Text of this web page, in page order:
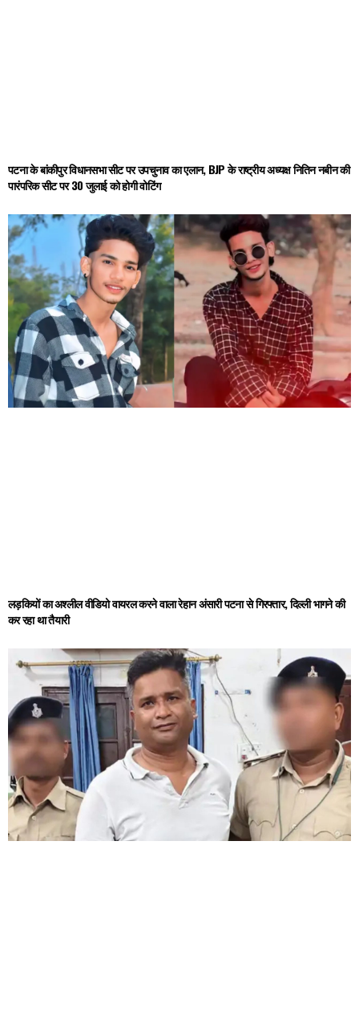
पटना के बांकीपुर विधानसभा सीट पर उपचुनाव का एलान, BJP के राष्ट्रीय अध्यक्ष नितिन नबीन की
पारंपरिक सीट पर 30 जुलाई को होगी वोटिंग
लड़कियों का अश्लील वीडियो वायरल करने वाला रेहान अंसारी पटना से गिरफ्तार, दिल्ली भागने की
कर रहा था तैयारी